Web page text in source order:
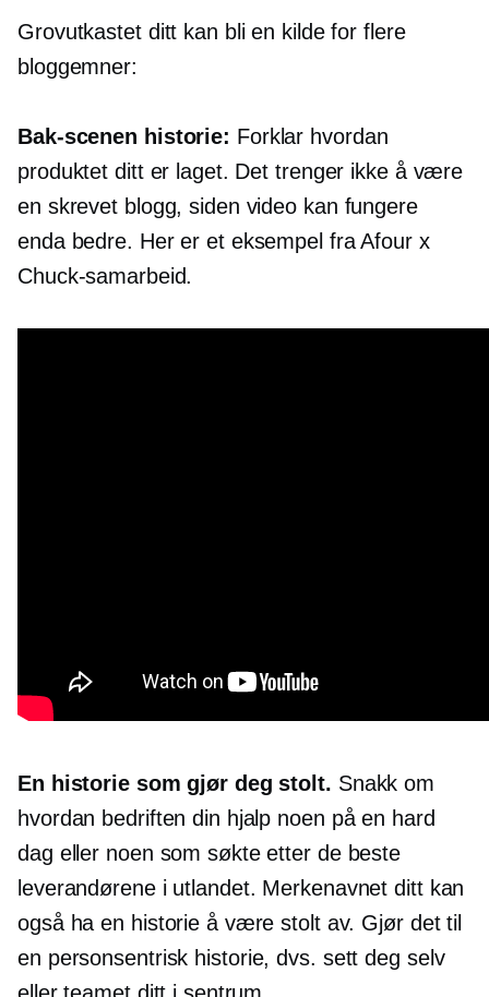
Grovutkastet ditt kan bli en kilde for flere
bloggemner:
Bak-scenen historie: Forklar hvordan
produktet ditt er laget. Det trenger ikke å være
en skrevet blogg, siden video kan fungere
enda bedre. Her er et eksempel fra Afour x
Chuck-samarbeid.
En historie som gjør deg stolt. Snakk om
hvordan bedriften din hjalp noen på en hard
dag eller noen som søkte etter de beste
leverandørene i utlandet. Merkenavnet ditt kan
også ha en historie å være stolt av. Gjør det til
en personsentrisk historie, dvs. sett deg selv